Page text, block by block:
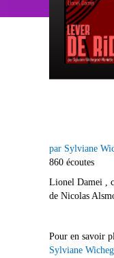
par Sylviane
860 écoutes
Lionel Damei ,
de Nicolas
Pour en savoir
Sylviane